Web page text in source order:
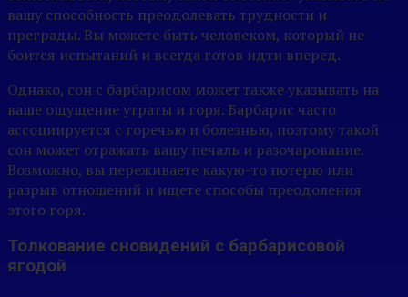
вашу способность преодолевать трудности и
преграды. Вы можете быть человеком, который не
боится испытаний и всегда готов идти вперед.
Однако, сон с барбарисом может также указывать на
ваше ощущение утраты и горя. Барбарис часто
ассоциируется с горечью и болезнью, поэтому такой
сон может отражать вашу печаль и разочарование.
Возможно, вы переживаете какую-то потерю или
разрыв отношений и ищете способы преодоления
этого горя.
Толкование сновидений с барбарисовой
ягодой